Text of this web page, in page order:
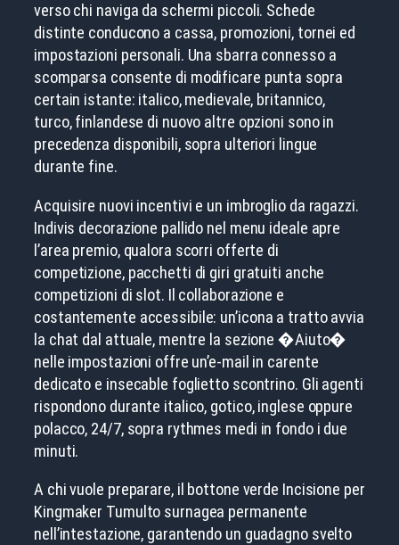
verso chi naviga da schermi piccoli. Schede
distinte conducono a cassa, promozioni, tornei ed
impostazioni personali. Una sbarra connesso a
scomparsa consente di modificare punta sopra
certain istante: italico, medievale, britannico,
turco, finlandese di nuovo altre opzioni sono in
precedenza disponibili, sopra ulteriori lingue
durante fine.
Acquisire nuovi incentivi e un imbroglio da ragazzi.
Indivis decorazione pallido nel menu ideale apre
l’area premio, qualora scorri offerte di
competizione, pacchetti di giri gratuiti anche
competizioni di slot. Il collaborazione e
costantemente accessibile: un’icona a tratto avvia
la chat dal attuale, mentre la sezione �Aiuto�
nelle impostazioni offre un’e-mail in carente
dedicato e insecable foglietto scontrino. Gli agenti
rispondono durante italico, gotico, inglese oppure
polacco, 24/7, sopra rythmes medi in fondo i due
minuti.
A chi vuole preparare, il bottone verde Incisione per
Kingmaker Tumulto surnagea permanente
nell’intestazione, garantendo un guadagno svelto